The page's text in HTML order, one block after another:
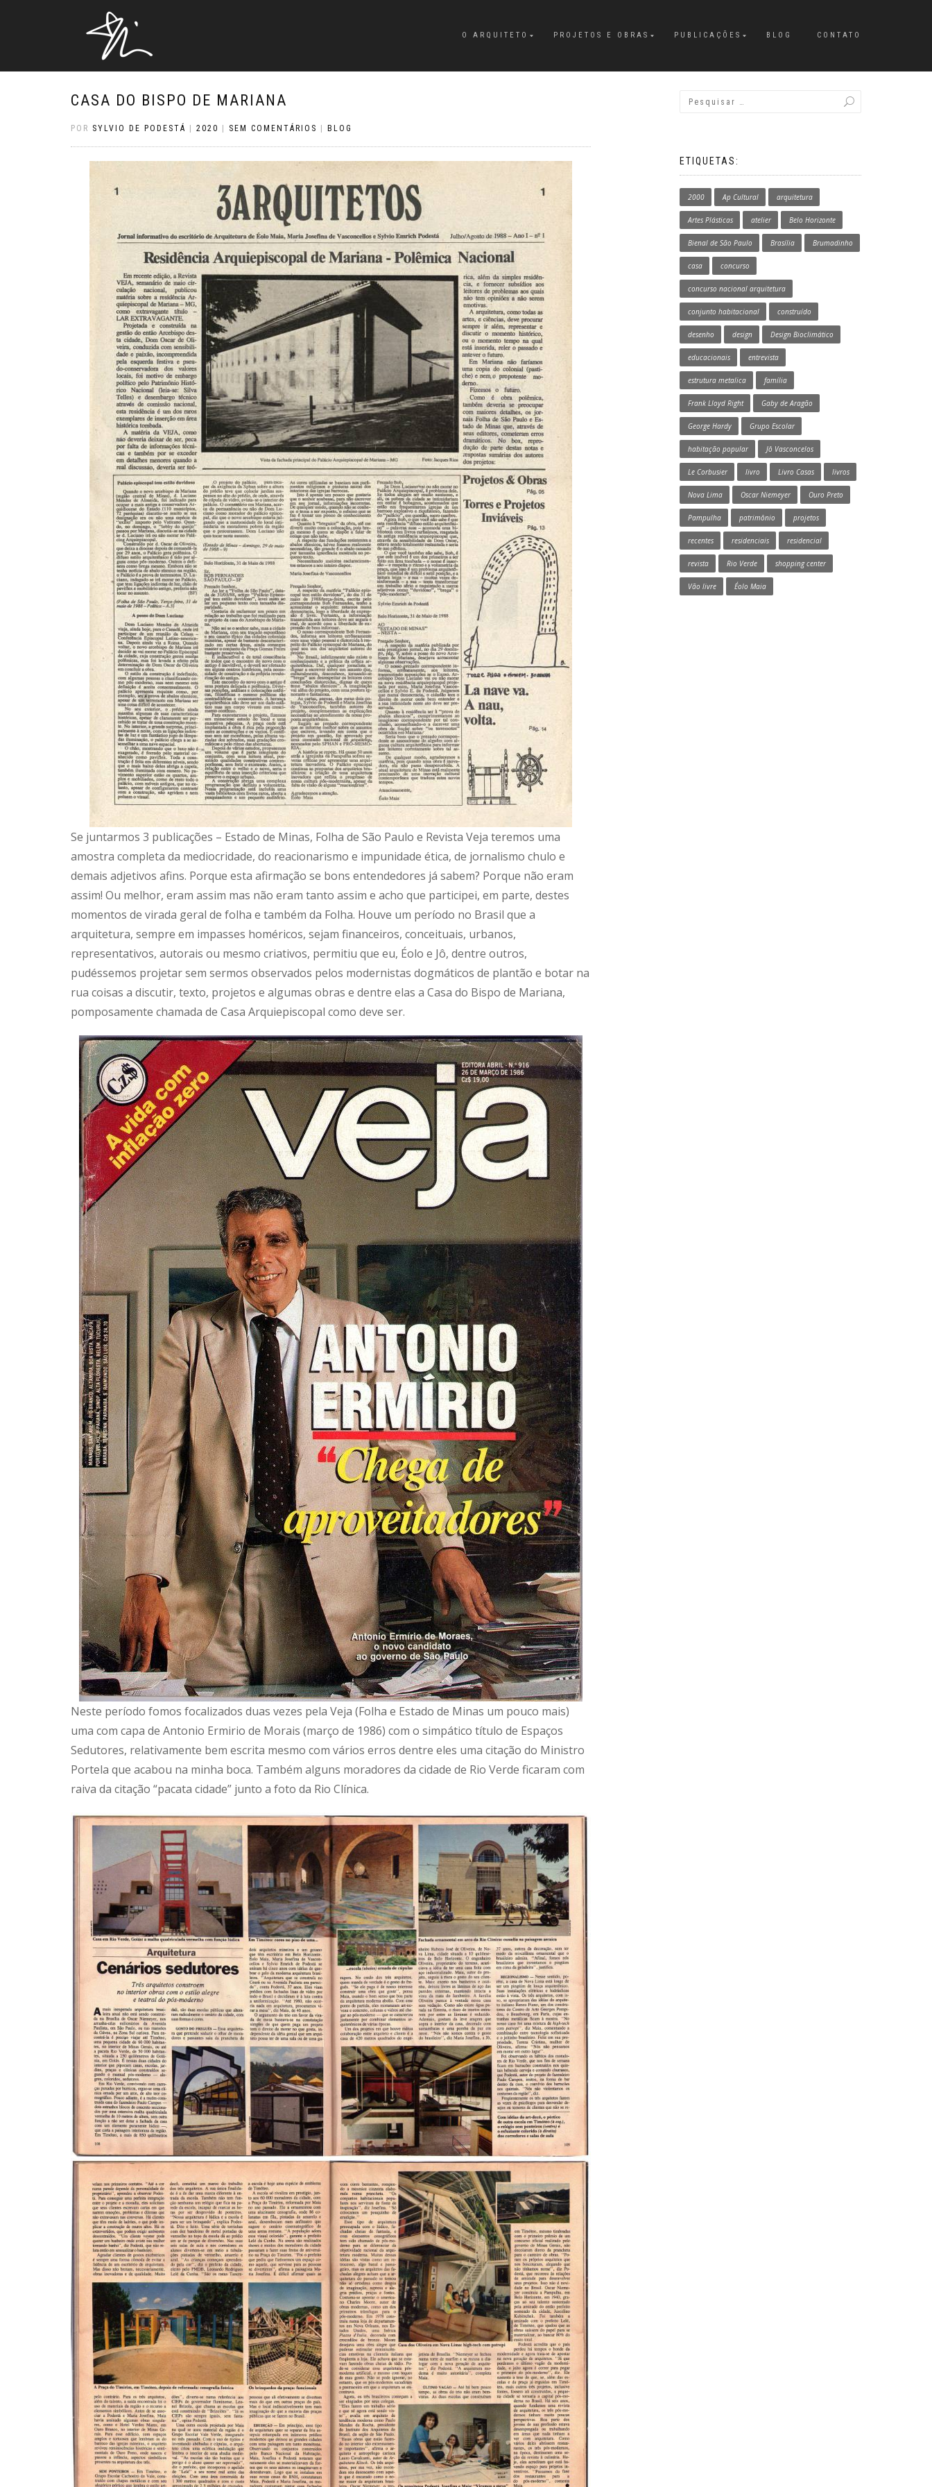
O ARQUITETO PROJETOS E OBRAS PUBLICAÇÕES BLOG CONTATO
CASA DO BISPO DE MARIANA
POR SYLVIO DE PODESTÁ 2020 SEM COMENTÁRIOS BLOG
Se juntarmos 3 publicações – Estado de Minas, Folha de São Paulo e Revista Veja teremos uma
amostra completa da mediocridade, do reacionarismo e impunidade ética, de jornalismo chulo e
demais adjetivos afins. Porque esta afirmação se bons entendedores já sabem? Porque não eram
assim! Ou melhor, eram assim mas não eram tanto assim e acho que participei, em parte, destes
momentos de virada geral de folha e também da Folha. Houve um período no Brasil que a
arquitetura, sempre em impasses homéricos, sejam financeiros, conceituais, urbanos,
representativos, autorais ou mesmo criativos, permitiu que eu, Éolo e Jô, dentre outros,
pudéssemos projetar sem sermos observados pelos modernistas dogmáticos de plantão e botar na
rua coisas a discutir, texto, projetos e algumas obras e dentre elas a Casa do Bispo de Mariana,
pomposamente chamada de Casa Arquiepiscopal como deve ser.
Neste período fomos focalizados duas vezes pela Veja (Folha e Estado de Minas um pouco mais)
uma com capa de Antonio Ermirio de Morais (março de 1986) com o simpático título de Espaços
Sedutores, relativamente bem escrita mesmo com vários erros dentre eles uma citação do Ministro
Portela que acabou na minha boca. Também alguns moradores da cidade de Rio Verde ficaram com
raiva da citação “pacata cidade” junto a foto da Rio Clínica.
ETIQUETAS:
2000 Ap Cultural arquitetura
Artes Plásticas atelier Belo Horizonte
Bienal de São Paulo Brasília Brumadinho
casa concurso
concurso nacional arquitetura
conjunto habitacional construído
desenho design Design Bioclimático
educacionais entrevista
estrutura metalica família
Frank Lloyd Right Gaby de Aragão
George Hardy Grupo Escolar
habitação popular Jô Vasconcelos
Le Corbusier livro Livro Casas livros
Nova Lima Oscar Niemeyer Ouro Preto
Pampulha patrimônio projetos
recentes residenciais residencial
revista Rio Verde shopping center
Vão livre Éolo Maia